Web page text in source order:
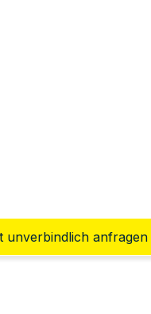
unverbindlich anfragen